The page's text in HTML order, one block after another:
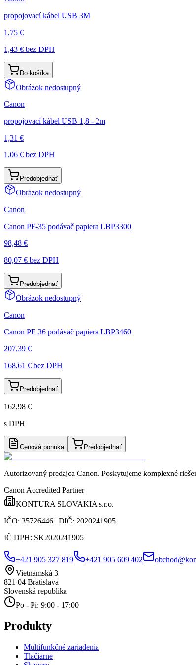
propojovací kábel USB 3M
1,75 €
1,43 € bez DPH
Do košíka
Obrázok nedostupný
Canon
propojovací kábel USB 1,8 - 2m
1,31 €
1,06 € bez DPH
Predobjednať
Obrázok nedostupný
Canon
Canon PF-35 podávač papiera LBP3300
98,48 €
80,07 € bez DPH
Predobjednať
Obrázok nedostupný
Canon
Canon PF-36 podávač papiera LBP3460
207,39 €
168,61 € bez DPH
Predobjednať
162,98 €
s DPH
Cenová ponuka Predobjednať
Autorizovaný predajca Canon. Poskytujeme komplexné
Canon Accredited Partner
KONTURA SLOVAKIA s.r.o.
IČO: 35726446 | DIČ: 2020241905
IČ DPH: SK2020241905
+421 905 327 819 +421 905 609 402
Vietnamská 3
821 04 Bratislava
Slovenská republika
Po - Pi: 9:00 - 17:00
Produkty
Multifunkčné zariadenia
Tlačiarne